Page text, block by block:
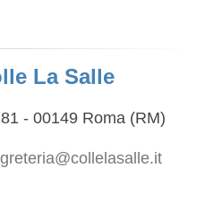
La Salle
- 00149 Roma (RM)